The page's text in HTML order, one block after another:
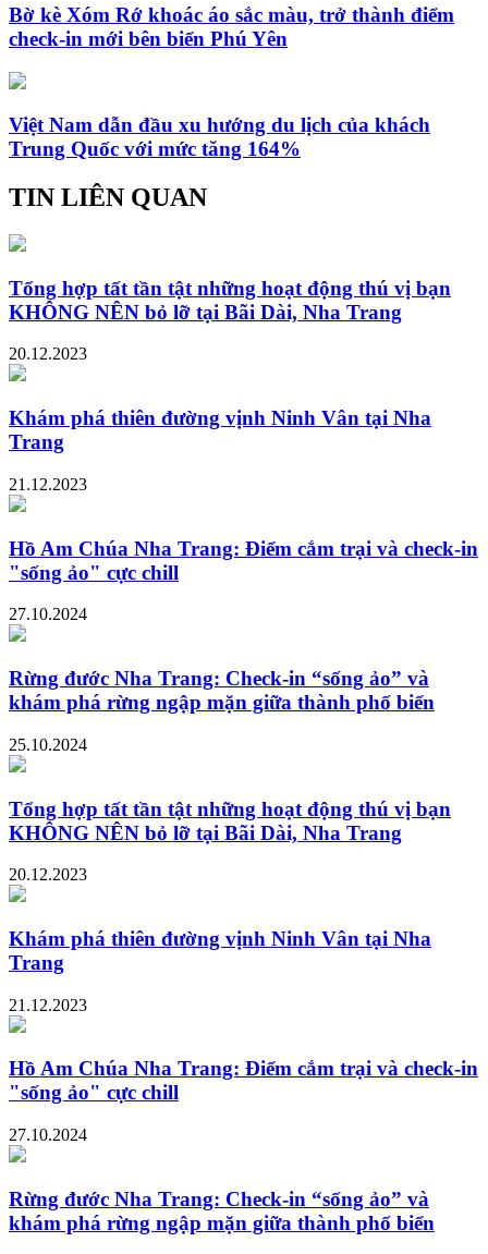
Bờ kè Xóm Rớ khoác áo sắc màu, trở thành điểm
check-in mới bên biển Phú Yên
Việt Nam dẫn đầu xu hướng du lịch của khách
Trung Quốc với mức tăng 164%
TIN LIÊN QUAN
Tổng hợp tất tần tật những hoạt động thú vị bạn
KHÔNG NÊN bỏ lỡ tại Bãi Dài, Nha Trang
20.12.2023
Khám phá thiên đường vịnh Ninh Vân tại Nha
Trang
21.12.2023
Hồ Am Chúa Nha Trang: Điểm cắm trại và check-in
"sống ảo" cực chill
27.10.2024
Rừng đước Nha Trang: Check-in “sống ảo” và
khám phá rừng ngập mặn giữa thành phố biển
25.10.2024
Tổng hợp tất tần tật những hoạt động thú vị bạn
KHÔNG NÊN bỏ lỡ tại Bãi Dài, Nha Trang
20.12.2023
Khám phá thiên đường vịnh Ninh Vân tại Nha
Trang
21.12.2023
Hồ Am Chúa Nha Trang: Điểm cắm trại và check-in
"sống ảo" cực chill
27.10.2024
Rừng đước Nha Trang: Check-in “sống ảo” và
khám phá rừng ngập mặn giữa thành phố biển